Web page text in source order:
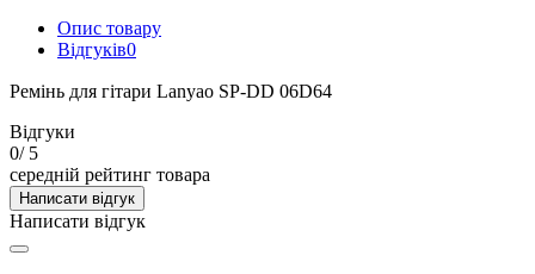
Опис товару
Відгуків0
Ремінь для гітари Lanyao SP-DD 06D64
Відгуки
0/ 5
середній рейтинг товара
Написати відгук
Написати відгук